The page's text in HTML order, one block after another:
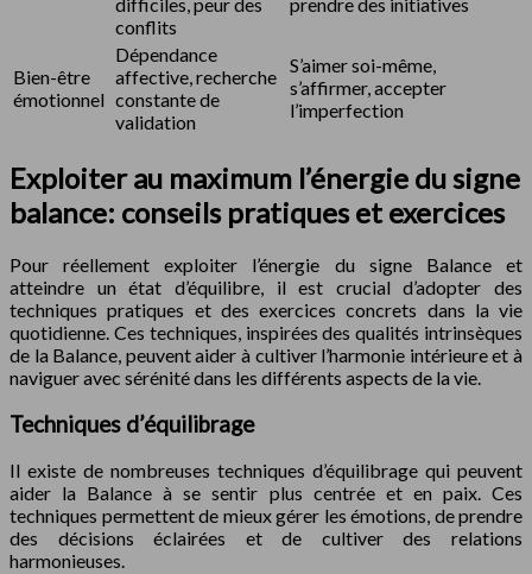
conflits
Bien-être
émotionnel
Dépendance
affective, recherche
constante de
validation
S’aimer soi-même,
s’affirmer, accepter
l’imperfection
Exploiter au maximum l’énergie du signe
balance: conseils pratiques et exercices
Pour réellement exploiter l’énergie du signe Balance et
atteindre un état d’équilibre, il est crucial d’adopter des
techniques pratiques et des exercices concrets dans la vie
quotidienne. Ces techniques, inspirées des qualités intrinsèques
de la Balance, peuvent aider à cultiver l’harmonie intérieure et à
naviguer avec sérénité dans les différents aspects de la vie.
Techniques d’équilibrage
Il existe de nombreuses techniques d’équilibrage qui peuvent
aider la Balance à se sentir plus centrée et en paix. Ces
techniques permettent de mieux gérer les émotions, de prendre
des décisions éclairées et de cultiver des relations
harmonieuses.